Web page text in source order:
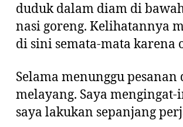
duduk dalam diam di
nasi goreng. Kelihatannya
di sini semata-mata karena
Selama menunggu
melayang. Saya
saya lakukan sepanjang